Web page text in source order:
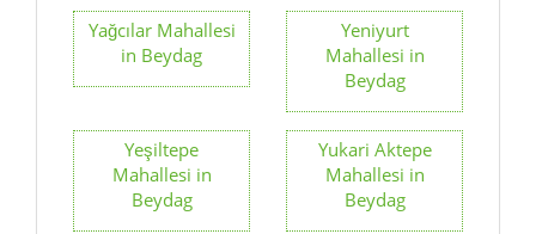
Yağcılar Mahallesi
in Beydag
Yeniyurt
Mahallesi in
Beydag
Yeşiltepe
Mahallesi in
Beydag
Yukari Aktepe
Mahallesi in
Beydag